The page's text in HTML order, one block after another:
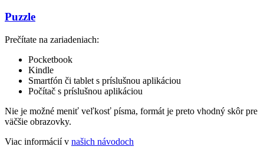
Puzzle
Prečítate na zariadeniach:
Pocketbook
Kindle
Smartfón či tablet s príslušnou aplikáciou
Počítač s príslušnou aplikáciou
Nie je možné meniť veľkosť písma, formát je preto vhodný skôr pre
väčšie obrazovky.
Viac informácií v našich návodoch